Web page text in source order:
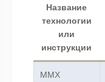
Название
технологии
или
инструкции
MMX